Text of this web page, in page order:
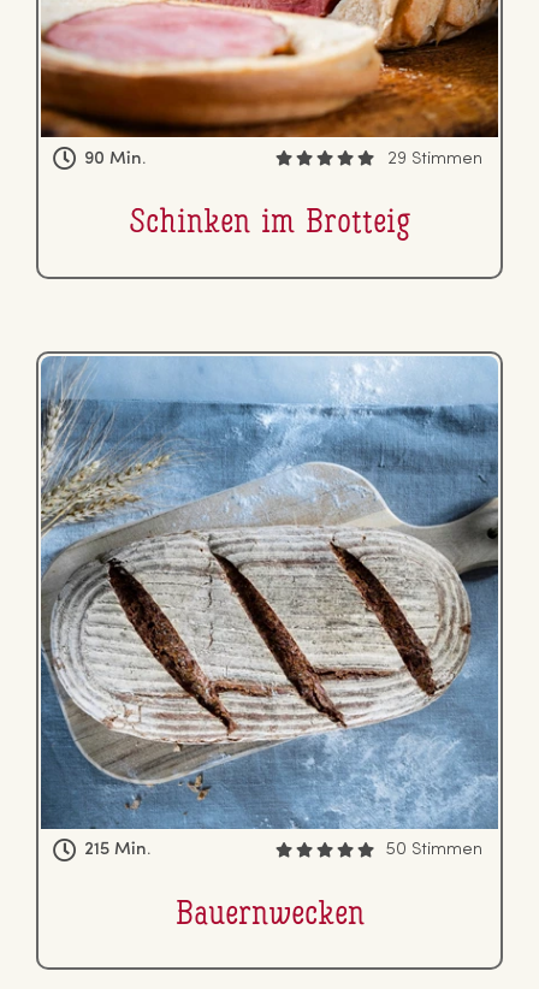
90 Min. 29 Stimmen
Schinken im Brotteig
215 Min. 50 Stimmen
Bau­ern­we­cken